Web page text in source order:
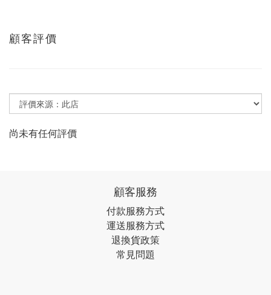
顧客評價
尚未有任何評價
顧客服務
付款服務方式
運送服務方式
退換貨政策
常見問題